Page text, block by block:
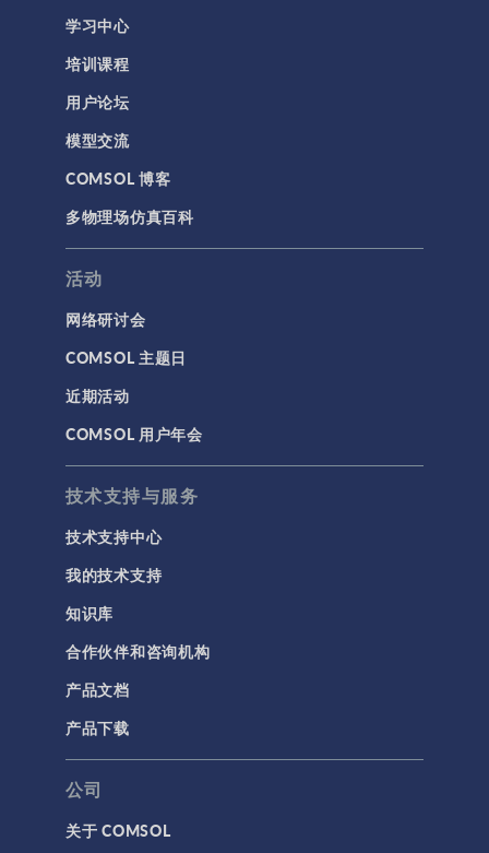
结构力学
结构动力学
API
代理模型
仿真 App
基于方程建模
安装与许可证管理
建模工具和定义
材料
物理场接口
用户界面
研究与求解器
简介
结果与可视化
网格
集群计算和云计算
3D 打印
学习中心
培训课程
用户论坛
模型交流
COMSOL 博客
多物理场仿真百科
活动
网络研讨会
COMSOL 主题日
近期活动
COMSOL 用户年会
技术支持与服务
技术支持中心
我的技术支持
知识库
合作伙伴和咨询机构
产品文档
产品下载
公司
关于 COMSOL